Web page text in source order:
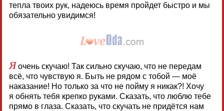
тепла твоих рук, надеюсь время пройдет быстро и мы
обязательно увидимся!
Яочень скучаю! Так сильно скучаю, что не передам
всё, что чувствую я. Быть не рядом с тобой — моё
наказание! Но только за что не пойму я никак?! Хочу
я обнять тебя крепко руками. Сказать, что люблю тебе
прямо в глаза. Сказать, что скучать не придётся нам